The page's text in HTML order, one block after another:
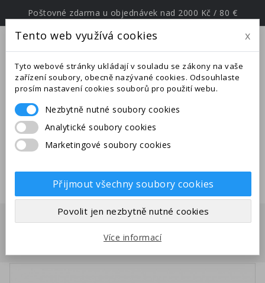
Poštovné zdarma u objednávek nad 2000 Kč / 80 €
menu
Upozornění: Ve dnech od
25.6.-27.7.2026 jsme na expedici v
jižní Evropě. Uskutečněné
objednávky budou odeslány po
28.7.2026.
Manica rubida - mravenec horský
Tento web využívá cookies x
Tyto webové stránky ukládají v souladu se zákony na vaše
zařízení soubory, obecně nazývané cookies. Odsouhlaste
prosím nastavení cookies souborů pro použití webu.
Nezbytně nutné soubory cookies
Analytické soubory cookies
Marketingové soubory cookies
Přijmout všechny soubory cookies
Povolit jen nezbytně nutné cookies
Více informací